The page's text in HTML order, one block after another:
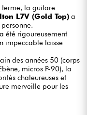
terme, la guitare
L7V (Gold Top) a
été rigoureusement
impeccable laisse
des années 50 (corps
micros P-90), la
chaleureuses et
merveille pour les